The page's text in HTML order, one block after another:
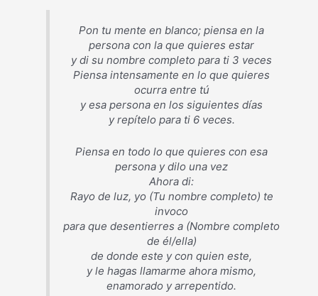
Pon tu mente en blanco; piensa en la
persona con la que quieres estar
y di su nombre completo para ti 3 veces
Piensa intensamente en lo que quieres
ocurra entre tú
y esa persona en los siguientes días
y repítelo para ti 6 veces.
Piensa en todo lo que quieres con esa
persona y dilo una vez
Ahora di:
Rayo de luz, yo (Tu nombre completo) te
invoco
para que desentierres a (Nombre completo
de él/ella)
de donde este y con quien este,
y le hagas llamarme ahora mismo,
enamorado y arrepentido.